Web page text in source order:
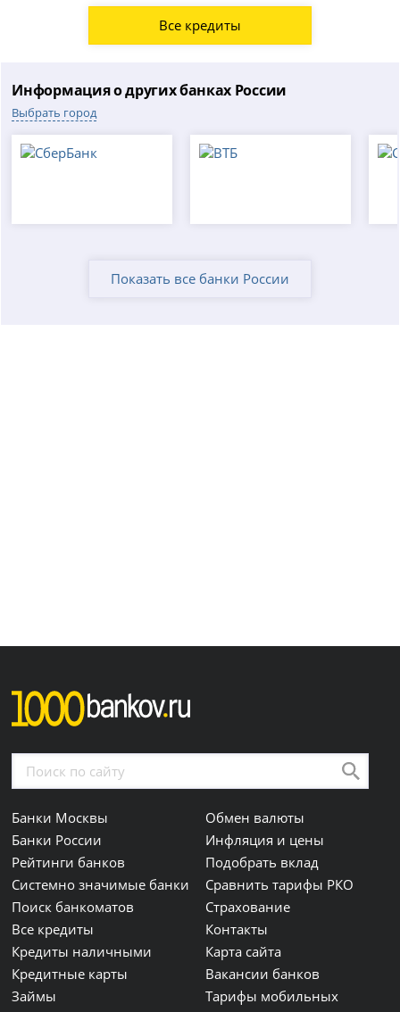
Все кредиты
Информация о других банках России
Выбрать город
Показать все банки России
Банки Москвы
Банки России
Рейтинги банков
Системно значимые банки
Поиск банкоматов
Все кредиты
Кредиты наличными
Кредитные карты
Займы
Обмен валюты
Инфляция и цены
Подобрать вклад
Сравнить тарифы РКО
Страхование
Контакты
Карта сайта
Вакансии банков
Тарифы мобильных